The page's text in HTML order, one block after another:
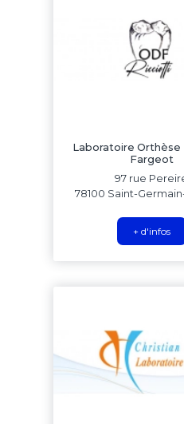
Laboratoire Orthèse
Fargeot
97 rue
78100 Saint-
+ d'infos